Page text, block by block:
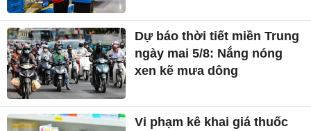
Dự báo thời tiết miền Trung
ngày mai 5/8: Nắng nóng
xen kẽ mưa dông
Vi phạm kê khai giá thuốc